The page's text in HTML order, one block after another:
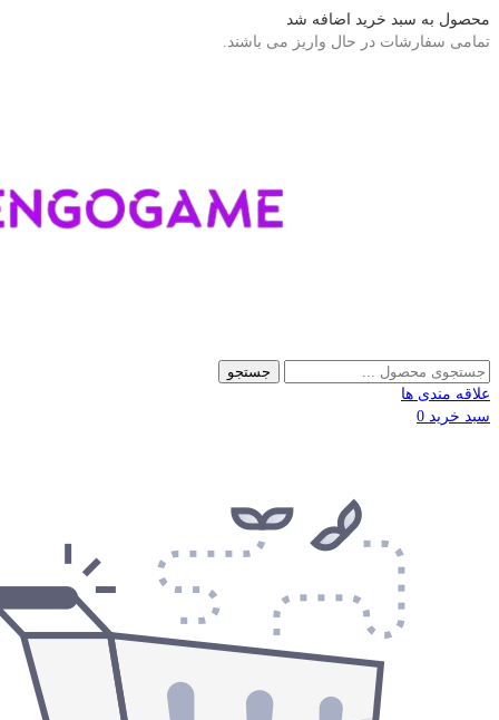
محصول به سبد خرید اضافه شد
تمامی سفارشات در حال واریز می باشند.
جستجو
علاقه مندی ها
سبد خرید 0